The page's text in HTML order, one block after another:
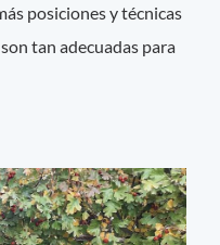
posiciones y técnicas
tan adecuadas para